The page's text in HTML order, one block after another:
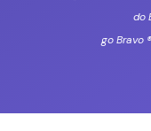
do
go Bravo